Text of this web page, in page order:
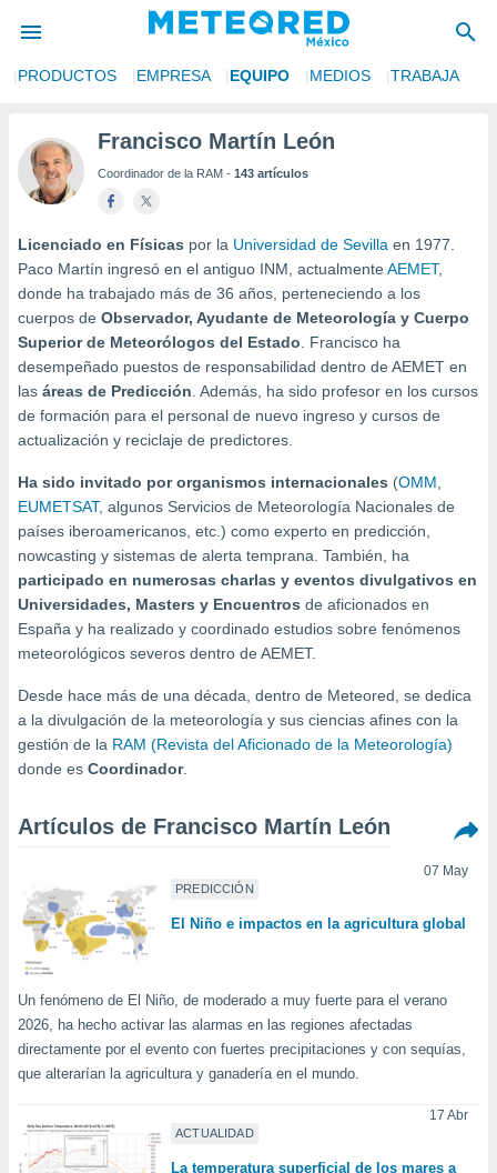
ha sido
la
se
a este
las
y
forma
basada
seguir
contenido
a la
la
nuestros
análisis
en
así como
perfil
y
en
más
y
ACEPTAR
CONFIGURACIÓN
PRODUCTOS EMPRESA EQUIPO MEDIOS TRABAJA
Francisco Martín León
Coordinador de la RAM - 143 artículos
Licenciado en Físicas por la Universidad de Sevilla en 1977.
Paco Martín ingresó en el antiguo INM, actualmenteAEMET,
donde ha trabajado más de 36 años, perteneciendo a los
cuerpos de Observador, Ayudante de Meteorología y Cuerpo
Superior de Meteorólogos del Estado. Francisco ha
desempeñado puestos de responsabilidad dentro de AEMET en
las áreas de Predicción. Además, ha sido profesor en los cursos
de formación para el personal de nuevo ingreso y cursos de
actualización y reciclaje de predictores.
Ha sido invitado por organismos internacionales (OMM,
EUMETSAT, algunos Servicios de Meteorología Nacionales de
países iberoamericanos, etc.) como experto en predicción,
nowcasting y sistemas de alerta temprana. También, ha
participado en numerosas charlas y eventos divulgativos en
Universidades, Masters y Encuentros de aficionados en
España y ha realizado y coordinado estudios sobre fenómenos
meteorológicos severos dentro de AEMET.
Desde hace más de una década, dentro de Meteored, se dedica
a la divulgación de la meteorología y sus ciencias afines con la
gestión de la RAM (Revista del Aficionado de la Meteorología)
donde es Coordinador.
Artículos de Francisco Martín León
PREDICCIÓN
07 May
El Niño e impactos en la agricultura global
Un fenómeno de El Niño, de moderado a muy fuerte para el verano
2026, ha hecho activar las alarmas en las regiones afectadas
directamente por el evento con fuertes precipitaciones y con sequías,
que alterarían la agricultura y ganadería en el mundo.
ACTUALIDAD
17 Abr
La temperatura superficial de los mares a